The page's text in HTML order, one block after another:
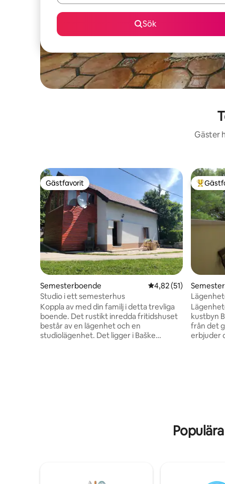
Sök
Gäster
Gästfavorit
Gästfavorit
Semesterboende 4,82 av 5 i
4,82 (51)
Studio i ett semesterhus
Koppla av med din familj i detta trevliga
boende. Det rustikt inredda fritidshuset
består av en lägenhet och en
studiolägenhet. Det ligger i Baške
Populär
kustbyn
från det
erbjuder